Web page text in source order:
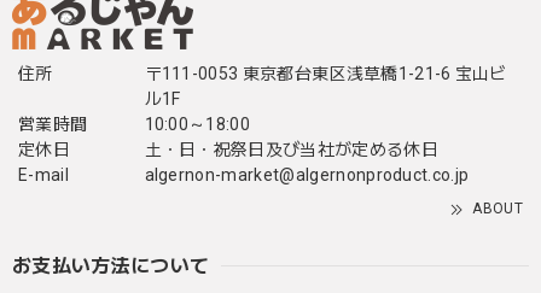
住所
〒111-0053 東京都台東区浅草橋1-21-6 宝山ビ
ル1F
営業時間
10:00～18:00
定休日
土・日・祝祭日及び当社が定める休日
E-mail
algernon-market@algernonproduct.co.jp
ABOUT
お支払い方法について